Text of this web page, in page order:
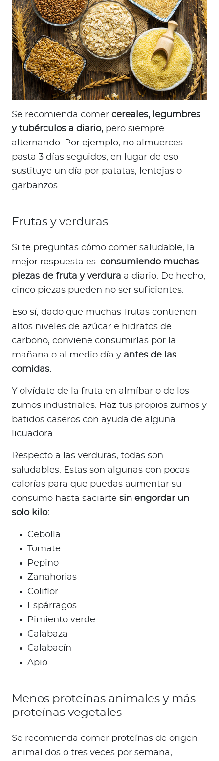
Se recomienda comer cereales, legumbres
y tubérculos a diario, pero siempre
alternando. Por ejemplo, no almuerces
pasta 3 días seguidos, en lugar de eso
sustituye un día por patatas, lentejas o
garbanzos.
Frutas y verduras
Si te preguntas cómo comer saludable, la
mejor respuesta es: consumiendo muchas
piezas de fruta y verdura a diario. De hecho,
cinco piezas pueden no ser suficientes.
Eso sí, dado que muchas frutas contienen
altos niveles de azúcar e hidratos de
carbono, conviene consumirlas por la
mañana o al medio día y antes de las
comidas.
Y olvídate de la fruta en almíbar o de los
zumos industriales. Haz tus propios zumos y
batidos caseros con ayuda de alguna
licuadora.
Respecto a las verduras, todas son
saludables. Estas son algunas con pocas
calorías para que puedas aumentar su
consumo hasta saciarte sin engordar un
solo kilo:
Cebolla
Tomate
Pepino
Zanahorias
Coliflor
Espárragos
Pimiento verde
Calabaza
Calabacín
Apio
Menos proteínas animales y más
proteínas vegetales
Se recomienda comer proteínas de origen
animal dos o tres veces por semana,